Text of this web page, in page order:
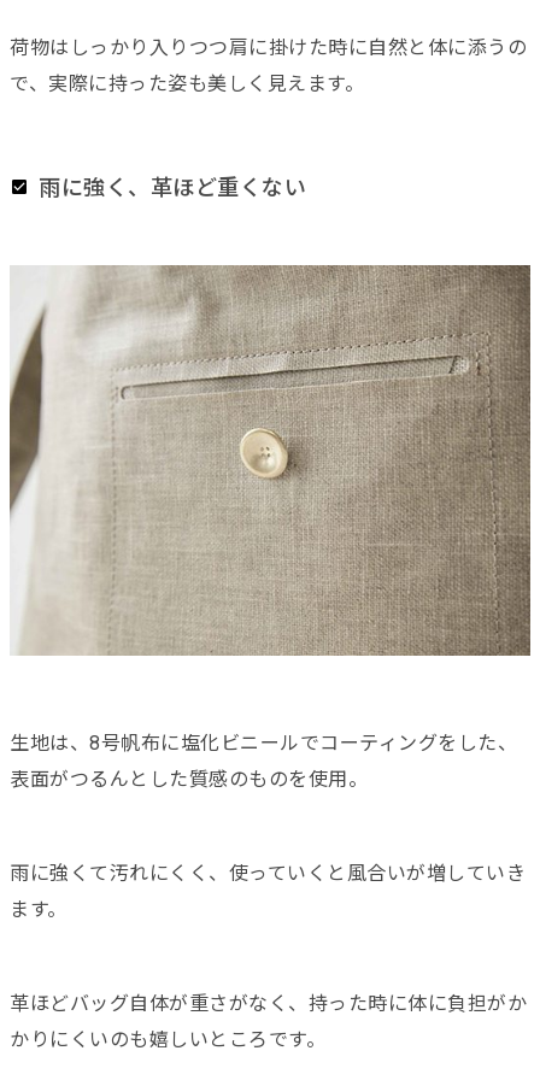
荷物はしっかり入りつつ肩に掛けた時に自然と体に添うの
で、実際に持った姿も美しく見えます。
雨に強く、革ほど重くない
生地は、8号帆布に塩化ビニールでコーティングをした、
表面がつるんとした質感のものを使用。
雨に強くて汚れにくく、使っていくと風合いが増していき
ます。
革ほどバッグ自体が重さがなく、持った時に体に負担がか
かりにくいのも嬉しいところです。